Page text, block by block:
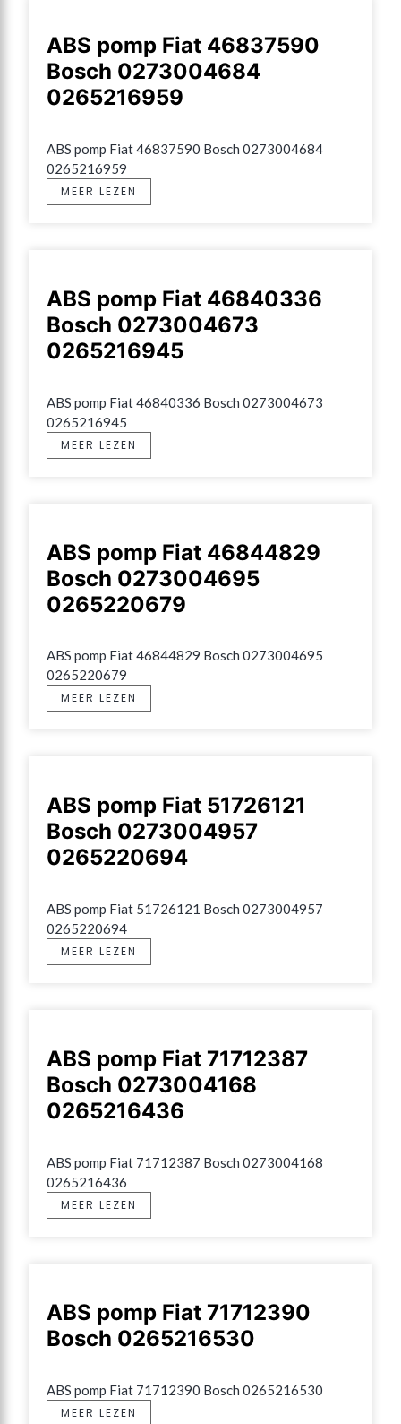
ABS pomp Fiat 46837590
Bosch 0273004684
0265216959
ABS pomp Fiat 46837590 Bosch 0273004684
0265216959
MEER LEZEN
ABS pomp Fiat 46840336
Bosch 0273004673
0265216945
ABS pomp Fiat 46840336 Bosch 0273004673
0265216945
MEER LEZEN
ABS pomp Fiat 46844829
Bosch 0273004695
0265220679
ABS pomp Fiat 46844829 Bosch 0273004695
0265220679
MEER LEZEN
ABS pomp Fiat 51726121
Bosch 0273004957
0265220694
ABS pomp Fiat 51726121 Bosch 0273004957
0265220694
MEER LEZEN
ABS pomp Fiat 71712387
Bosch 0273004168
0265216436
ABS pomp Fiat 71712387 Bosch 0273004168
0265216436
MEER LEZEN
ABS pomp Fiat 71712390
Bosch 0265216530
ABS pomp Fiat 71712390 Bosch 0265216530
MEER LEZEN